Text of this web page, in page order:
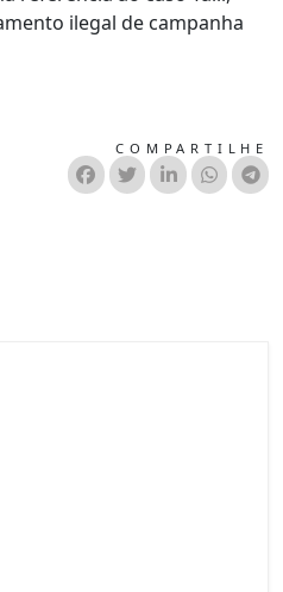
ilegal de campanha
COMPARTILHE